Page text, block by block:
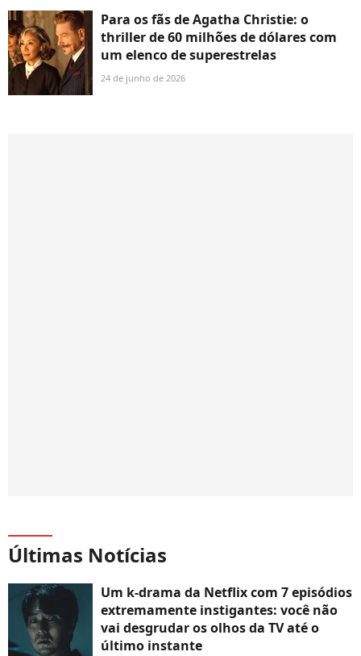
Para os fãs de Agatha Christie: o
thriller de 60 milhões de dólares com
um elenco de superestrelas
24 de junho de 2026
Últimas Notícias
Um k-drama da Netflix com 7 episódios
extremamente instigantes: você não
vai desgrudar os olhos da TV até o
último instante